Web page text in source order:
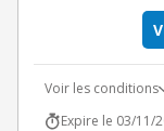
Voir les conditions
Expire le 03/11/